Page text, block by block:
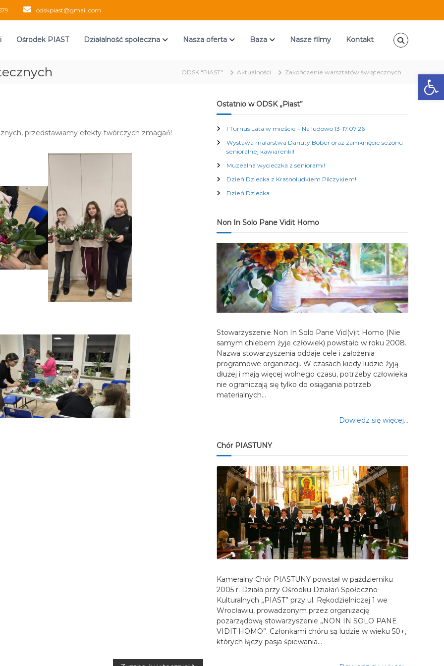
odskpiast@gmail.com
Ośrodek PIAST Działalność społeczna Nasza oferta Baza Nasze filmy Kontakt
ODSK "PIAST" Aktualności Zakończenie warsztatów świątecznych
przedstawiamy efekty twórczych zmagań!
Ostatnio w ODSK „Piast”
I Turnus Lata w mieście – Na ludowo 13-17.07.26
Wystawa malarstwa Danuty Bober oraz zamknięcie sezonu
senioralnej kawiarenki!
Muzealna wycieczka z seniorami!
Dzień Dziecka z Krasnoludkiem Pilczykiem!
Dzień Dziecka
Non In Solo Pane Vidit Homo
Stowarzyszenie Non In Solo Pane Vid(v)it Homo (Nie
samym chlebem żyje człowiek) powstało w roku 2008.
Nazwa stowarzyszenia oddaje cele i założenia
programowe organizacji. W czasach kiedy ludzie żyją
dłużej i mają więcej wolnego czasu, potrzeby człowieka
nie ograniczają się tylko do osiągania potrzeb
materialnych…
Dowiedz się więcej…
Chór PIASTUNY
Kameralny Chór PIASTUNY powstał w październiku
2005 r. Działa przy Ośrodku Działań Społeczno-
Kulturalnych „PIAST” przy ul. Rękodzielniczej 1 we
Wrocławiu, prowadzonym przez organizację
pozarządową stowarzyszenie „NON IN SOLO PANE
VIDIT HOMO”. Członkami chóru są ludzie w wieku 50+,
których łączy pasja śpiewania…